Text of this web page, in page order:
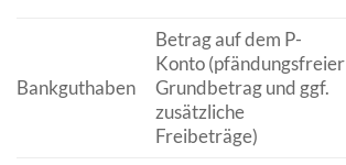
Bankguthaben
Betrag auf dem P-
Konto (pfändungsfreier
Grundbetrag und ggf.
zusätzliche
Freibeträge)